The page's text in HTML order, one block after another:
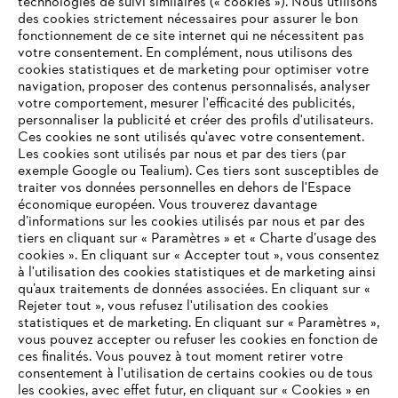
VOTRE NAVIGATEUR INTERNET
N'EST PLUS PRIS EN CHARGE
Vous utilisez un navigateur Internet que nous ne prenons plus
des cookies strictement nécessaires pour assurer le bon
fonctionnement de ce site internet qui ne nécessitent pas
votre consentement. En complément, nous utilisons des
cookies statistiques et de marketing pour optimiser votre
navigation, proposer des contenus personnalisés, analyser
votre comportement, mesurer l'efficacité des publicités,
personnaliser la publicité et créer des profils d'utilisateurs.
Ces cookies ne sont utilisés qu'avec votre consentement.
Les cookies sont utilisés par nous et par des tiers (par
exemple Google ou Tealium). Ces tiers sont susceptibles de
traiter vos données personnelles en dehors de l'Espace
économique européen. Vous trouverez davantage
d’informations sur les cookies utilisés par nous et par des
tiers en cliquant sur « Paramètres » et « Charte d’usage des
cookies ». En cliquant sur « Accepter tout », vous consentez
à l'utilisation des cookies statistiques et de marketing ainsi
qu’aux traitements de données associées. En cliquant sur «
Rejeter tout », vous refusez l'utilisation des cookies
statistiques et de marketing. En cliquant sur « Paramètres »,
vous pouvez accepter ou refuser les cookies en fonction de
ces finalités. Vous pouvez à tout moment retirer votre
consentement à l'utilisation de certains cookies ou de tous
les cookies, avec effet futur, en cliquant sur « Cookies » en